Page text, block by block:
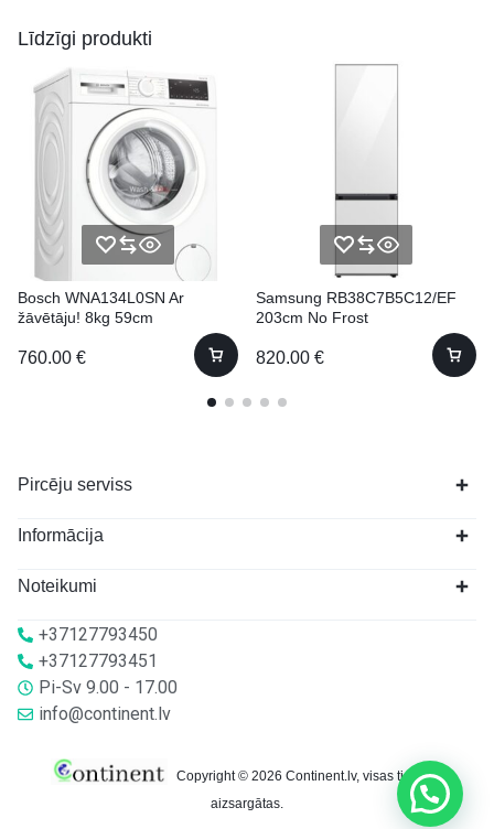
Līdzīgi produkti
Bosch WNA134L0SN Ar
žāvētāju! 8kg 59cm
760.00 €
Samsung RB38C7B5C12/EF
203cm No Frost
820.00 €
Pircēju serviss
Informācija
Noteikumi
+37127793450
+37127793451
Pi-Sv 9.00 - 17.00
info@continent.lv
Copyright © 2026 Continent.lv, visas tiesības
aizsargātas.